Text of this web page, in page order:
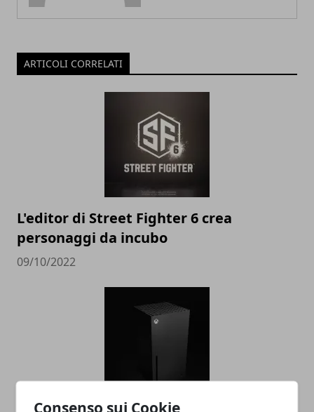
Consenso sui Cookie
ARTICOLI CORRELATI
L'editor di Street Fighter 6 crea
personaggi da incubo
09/10/2022